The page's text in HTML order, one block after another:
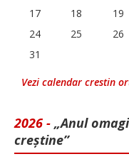
17
18 19
24
25 26
31
Vezi calendar crestin
2026 - „Anul
creștine”